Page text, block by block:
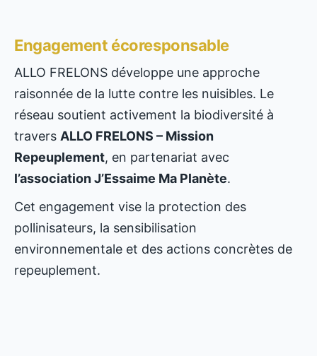
Engagement écoresponsable
ALLO FRELONS développe une approche
raisonnée de la lutte contre les nuisibles. Le
réseau soutient activement la biodiversité à
travers ALLO FRELONS – Mission
Repeuplement, en partenariat avec
l’association J’Essaime Ma Planète.
Cet engagement vise la protection des
pollinisateurs, la sensibilisation
environnementale et des actions concrètes de
repeuplement.